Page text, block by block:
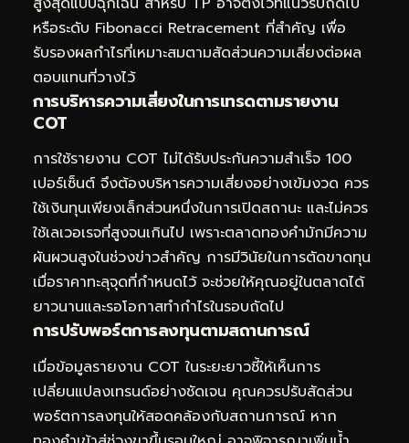
หรือระดับ Fibonacci Retracement ที่สำคัญ เพื่อ
รับรองผลกำไรที่เหมาะสมตามสัดส่วนความเสี่ยงต่อผล
ตอบแทนที่วางไว้
การบริหารความเสี่ยงในการเทรดตามรายงาน
COT
การใช้รายงาน COT ไม่ได้รับประกันความสำเร็จ 100
เปอร์เซ็นต์ จึงต้องบริหารความเสี่ยงอย่างเข้มงวด ควร
ใช้เงินทุนเพียงเล็กส่วนหนึ่งในการเปิดสถานะ และไม่ควร
ใช้เลเวอเรจที่สูงจนเกินไป เพราะตลาดทองคำมักมีความ
ผันผวนสูงในช่วงข่าวสำคัญ การมีวินัยในการตัดขาดทุน
เมื่อราคาทะลุจุดที่กำหนดไว้ จะช่วยให้คุณอยู่ในตลาดได้
ยาวนานและรอโอกาสทำกำไรในรอบถัดไป
การปรับพอร์ตการลงทุนตามสถานการณ์
เมื่อข้อมูลรายงาน COT ในระยะยาวชี้ให้เห็นการ
เปลี่ยนแปลงเทรนด์อย่างชัดเจน คุณควรปรับสัดส่วน
พอร์ตการลงทุนให้สอดคล้องกับสถานการณ์ หาก